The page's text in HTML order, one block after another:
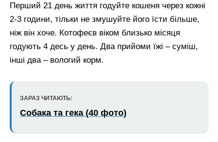
Перший 21 день життя годуйте кошеня через кожні
2-3 години, тільки не змушуйте його їсти більше,
ніж він хоче. Котофеєв віком близько місяця
годують 4 десь у день. Два прийоми їжі – суміш,
інші два – вологий корм.
ЗАРАЗ ЧИТАЮТЬ:
Собака та гека (40 фото)